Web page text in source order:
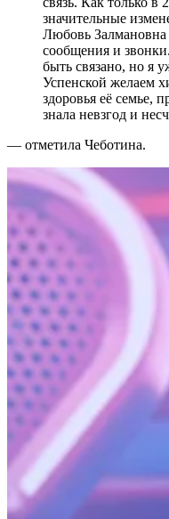
значительные
Любовь Залмановна
сообщения и
быть связано, но я
Успенской желаем
здоровья её семье,
знала невзгод и
— отметила Чеботина.